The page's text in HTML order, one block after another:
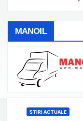
MANOIL
STIRI ACTUALE